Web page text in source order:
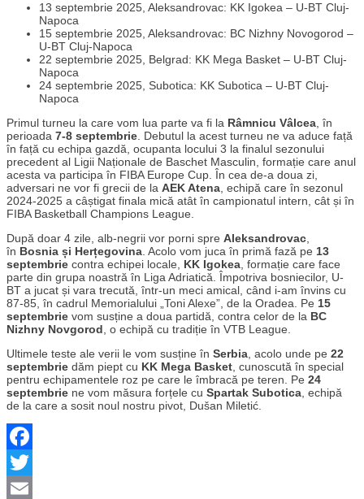
13 septembrie 2025, Aleksandrovac: KK Igokea – U-BT Cluj-
Napoca
15 septembrie 2025, Aleksandrovac: BC Nizhny Novogorod –
U-BT Cluj-Napoca
22 septembrie 2025, Belgrad: KK Mega Basket – U-BT Cluj-
Napoca
24 septembrie 2025, Subotica: KK Subotica – U-BT Cluj-
Napoca
Primul turneu la care vom lua parte va fi la Râmnicu Vâlcea , în
perioada 7-8 septembrie . Debutul la acest turneu ne va aduce față
în față cu echipa gazdă, ocupanta locului 3 la finalul sezonului
precedent al Ligii Naționale de Baschet Masculin, formație care anul
acesta va participa în FIBA Europe Cup. În cea de-a doua zi,
adversari ne vor fi grecii de la AEK Atena , echipă care în sezonul
2024-2025 a câștigat finala mică atât în campionatul intern, cât și în
FIBA Basketball Champions League.
După doar 4 zile, alb-negrii vor porni spre Aleksandrovac
în Bosnia și Herțegovina . Acolo vom juca în primă fază pe 13
septembrie contra echipei locale, KK Igokea , formație care face
parte din grupa noastră în Liga Adriatică. Împotriva bosniecilor, U-
BT a jucat și vara trecută, într-un meci amical, când i-am învins cu
87-85, în cadrul Memorialului „Toni Alexe”, de la Oradea. Pe 15
septembrie vom susține a doua partidă, contra celor de la BC
Nizhny Novgorod , o echipă cu tradiție în VTB League.
Ultimele teste ale verii le vom susține în Serbia , acolo unde pe 22
septembrie dăm piept cu KK Mega Basket , cunoscută în special
pentru echipamentele roz pe care le îmbracă pe teren. Pe 24
septembrie ne vom măsura forțele cu Spartak Subotica , echipă
de la care a sosit noul nostru pivot, Dušan Miletić.
Facebook
Twitter